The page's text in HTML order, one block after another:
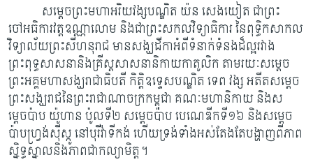
សម្ដេចព្រះមហាអរិយវង្សបណ្ឌិត យ៉ន សេងយៀត ជាព្រះ
ចៅអធិការវត្តឧណ្ណាលោម និងជាព្រះសកលវិទ្យាធិការ នៃពុទ្ធិកសាកល
វិទ្យាល័យព្រះសីហនុរាជ មានសង្ឃដីកាអំពីទំនាក់ទំនងដ៏ល្អរវាង
ព្រះពុទ្ធសាសនានិងគ្រីស្តសាសនានិកាយកាតូលិក តាមរយៈសម្ដេច
ព្រះអគ្គមហាសង្ឃរាជាធិបតី កិត្តិឧទ្ទេសបណ្ឌិត ទេព វង្ស អតីតសម្តេច
ព្រះសង្ឃរាជនៃព្រះរាជាណាចក្រកម្ពុជា គណៈមហានិកាយ និងស
ម្តេចប៉ាប យ៉ូហាន ប៉ូលទី២ សម្តេចប៉ាប បេណេឌីកទី១៦ និងសម្តេច
ប៉ាបហ្វ្រង់ស៊ីស្កូ នៅបុរីវ៉ាទីកង់ ហើយទ្រង់ទាំងអស់តែងតែបង្ហាញពីភាព
ស្និទ្ធស្នាលនិងភាព​ជាកល្យាមិត្ត។